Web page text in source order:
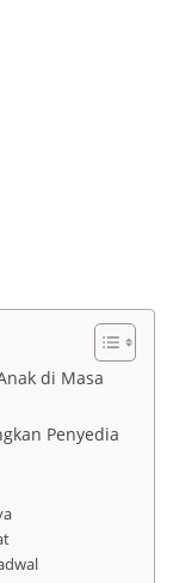
di Masa
Penyedia